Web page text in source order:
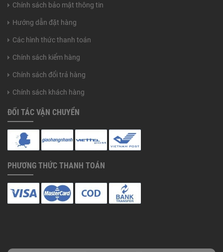
Chính sách bảo mật thông tin
Hướng dẫn đặt hàng
Các hình thức thanh toán
Chính sách kiểm hàng
Chính sách đổi trả hàng
Chính sách khách hàng
ĐỐI TÁC VẬN CHUYỂN
PHƯƠNG THỨC THANH TOÁN